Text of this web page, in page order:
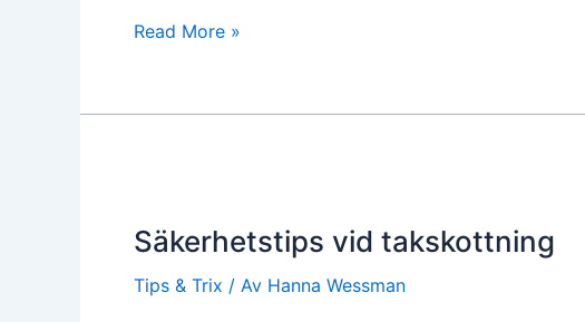
Read More »
Säkerhetstips vid takskottning
Tips & Trix / Av Hanna Wessman
takskottning